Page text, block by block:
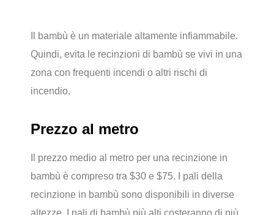
Il bambù è un materiale altamente infiammabile.
Quindi, evita le recinzioni di bambù se vivi in una
zona con frequenti incendi o altri rischi di
incendio.
Prezzo al metro
Il prezzo medio al metro per una recinzione in
bambù è compreso tra $30 e $75. I pali della
recinzione in bambù sono disponibili in diverse
altezze. I pali di bambù più alti costeranno di più